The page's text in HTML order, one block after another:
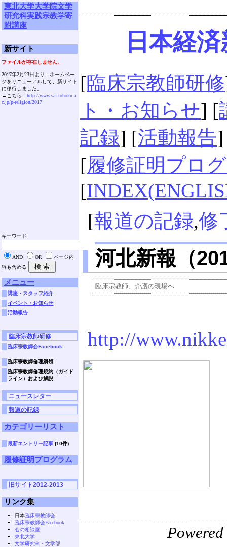
日本経
[臨床宗教師研修
ト・お知らせ] [
記録] [活動報告]
[履修証明プロ
[
[報道の記録,修
河北新報（
http://
東北大学大学院文学
研究科実践宗教学寄
附講座
新サイト
ファイルが存在しません。
2017年2月23日より、ホームペー
ジをリニューアルして、新サイト
に移行しました。
→こちら http://www.sal.tohoku.a
c.jp/p-religion/2017
キーワード
AND OR
ページ内
容も含める
メニュー
講座・スタッフ紹介
イベント・お知らせ
活動報告
臨床宗教師研修
臨床宗教師会Facebook
臨床宗教師倫理綱領
臨床宗教師倫理規約（ガイド
ライン）および解説
ニュースレター
報道の記録
カテゴリーリスト
最新エントリー記事 (10件)
履修証明プログラム
旧サイト2012-2013
リンク集
日本臨床宗教師会
臨床宗教師会Facebook
心の相談室
東北大学
文学研究科・文学部